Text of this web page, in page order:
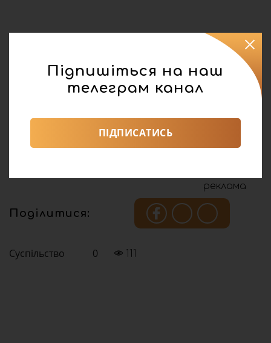
реклама
Поділитися:
Суспільство 0 111
Підпишіться на наш
телеграм канал
ПІДПИСАТИСЬ